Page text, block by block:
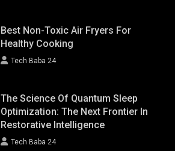
Best Non-Toxic Air Fryers For
Healthy Cooking
Tech Baba 24
The Science Of Quantum Sleep
Optimization: The Next Frontier In
Restorative Intelligence
Tech Baba 24